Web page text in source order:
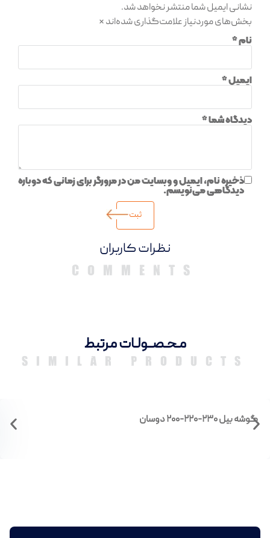
دیدگاهها
نشانی ایمیل شما منتشر نخواهد شد.
بخش‌های موردنیاز علامت‌گذاری شده‌اند*
نام*
ایمیل*
دیدگاه شما*
ذخیره نام، ایمیل و وبسایت من در مرورگر برای زمانی که دوباره
دیدگاهی می‌نویسم.
مـحـصــولـات مرتبط
SIMILAR PRODUCTS
گوشه بیل ۲۳۰-۲۲۰-۲۰۰ دوسان